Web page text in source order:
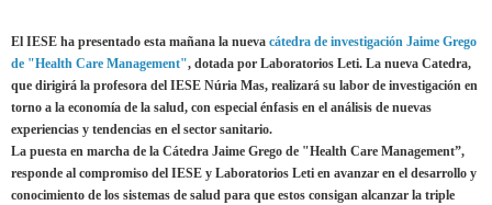
El IESE ha presentado esta mañana la nueva cátedra de investigación Jaime Grego
de "Health Care Management", dotada por Laboratorios Leti. La nueva Catedra,
que dirigirá la profesora del IESE Núria Mas, realizará su labor de investigación en
torno a la economía de la salud, con especial énfasis en el análisis de nuevas
experiencias y tendencias en el sector sanitario.
La puesta en marcha de la Cátedra Jaime Grego de "Health Care Management”,
responde al compromiso del IESE y Laboratorios Leti en avanzar en el desarrollo y
conocimiento de los sistemas de salud para que estos consigan alcanzar la triple